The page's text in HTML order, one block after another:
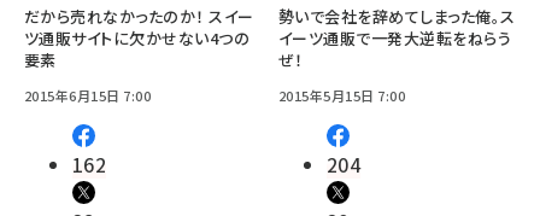
だから売れなかったのか！ スイー
ツ通販サイトに欠かせない4つの
要素
2015年6月15日 7:00
162
勢いで会社を辞めてしまった俺。ス
イーツ通販で一発大逆転をねらう
ぜ！
2015年5月15日 7:00
204